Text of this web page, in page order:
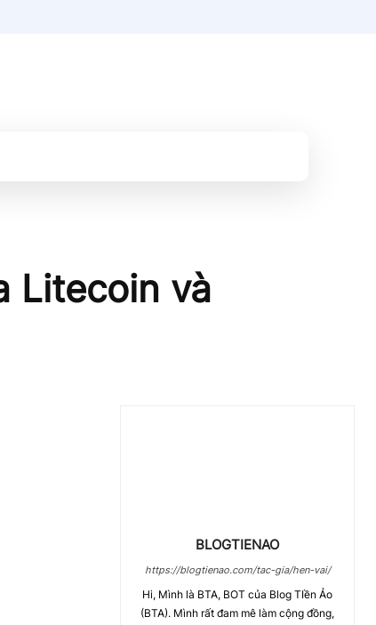
Litecoin và
BLOGTIENAO
https://blogtienao.com/tac-gia/hen-vai/
Hi, Mình là BTA, BOT của Blog TIền Ảo
(BTA). Mình rất đam mê làm cộng đồng,